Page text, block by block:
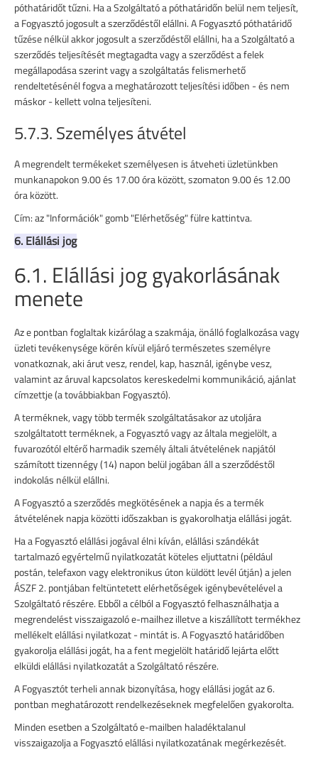
póthatáridőt tűzni. Ha a Szolgáltató a póthatáridőn belül nem teljesít,
a Fogyasztó jogosult a szerződéstől elállni. A Fogyasztó póthatáridő
tűzése nélkül akkor jogosult a szerződéstől elállni, ha a Szolgáltató a
szerződés teljesítését megtagadta vagy a szerződést a felek
megállapodása szerint vagy a szolgáltatás felismerhető
rendeltetésénél fogva a meghatározott teljesítési időben - és nem
máskor - kellett volna teljesíteni.
5.7.3. Személyes átvétel
A megrendelt termékeket személyesen is átveheti üzletünkben
munkanapokon 9.00 és 17.00 óra között, szomaton 9.00 és 12.00
óra között.
Cím: az "Információk" gomb "Elérhetőség" fülre kattintva.
6. Elállási jog
6.1. Elállási jog gyakorlásának
menete
Az e pontban foglaltak kizárólag a szakmája, önálló foglalkozása vagy
üzleti tevékenysége körén kívül eljáró természetes személyre
vonatkoznak, aki árut vesz, rendel, kap, használ, igénybe vesz,
valamint az áruval kapcsolatos kereskedelmi kommunikáció, ajánlat
címzettje (a továbbiakban Fogyasztó).
A terméknek, vagy több termék szolgáltatásakor az utoljára
szolgáltatott terméknek, a Fogyasztó vagy az általa megjelölt, a
fuvarozótól eltérő harmadik személy általi átvételének napjától
számított tizennégy (14) napon belül jogában áll a szerződéstől
indokolás nélkül elállni.
A Fogyasztó a szerződés megkötésének a napja és a termék
átvételének napja közötti időszakban is gyakorolhatja elállási jogát.
Ha a Fogyasztó elállási jogával élni kíván, elállási szándékát
tartalmazó egyértelmű nyilatkozatát köteles eljuttatni (például
postán, telefaxon vagy elektronikus úton küldött levél útján) a jelen
ÁSZF 2. pontjában feltüntetett elérhetőségek igénybevételével a
Szolgáltató részére. Ebből a célból a Fogyasztó felhasználhatja a
megrendelést visszaigazoló e-mailhez illetve a kiszállított termékhez
mellékelt elállási nyilatkozat - mintát is. A Fogyasztó határidőben
gyakorolja elállási jogát, ha a fent megjelölt határidő lejárta előtt
elküldi elállási nyilatkozatát a Szolgáltató részére.
A Fogyasztót terheli annak bizonyítása, hogy elállási jogát az 6.
pontban meghatározott rendelkezéseknek megfelelően gyakorolta.
Minden esetben a Szolgáltató e-mailben haladéktalanul
visszaigazolja a Fogyasztó elállási nyilatkozatának megérkezését.